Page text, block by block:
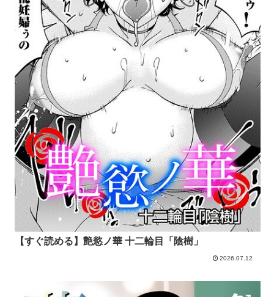
【すぐ読める】艶慾ノ華 十二輪目「陰樹」
2026.07.12